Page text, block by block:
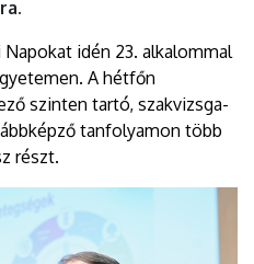
idén 23. alkalommal
A hétfőn
szinten tartó, szakvizsga-
tanfolyamon több
részt.